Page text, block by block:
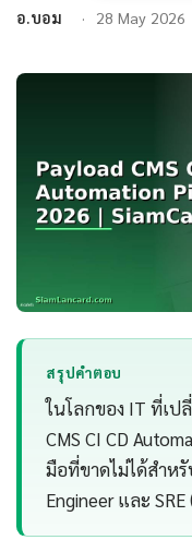
อ.บอม 28 May 2026
สรุปคำตอบ
ในโลกของ IT ที่เป
CMS CI CD
มือที่ขาดไม่ได้สำหรั
Engineer และ